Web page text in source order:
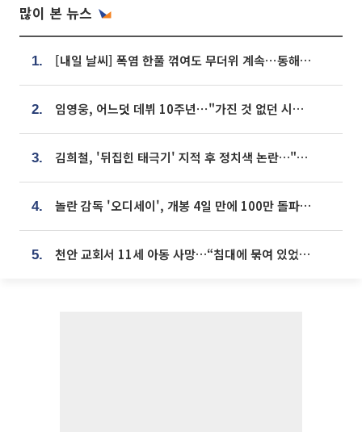
많이 본 뉴스
1. [내일 날씨] 폭염 한풀 꺾여도 무더위 계속⋯동해안 이틀 연속 비
2. 임영웅, 어느덧 데뷔 10주년⋯"가진 것 없던 시절, 내 앞엔 20명의 팬뿐"
3. 김희철, '뒤집힌 태극기' 지적 후 정치색 논란…"좌우 떠나 우리나라 국기"
4. 놀란 감독 '오디세이', 개봉 4일 만에 100만 돌파⋯'왕사남' 보다 빠르다
5. 천안 교회서 11세 아동 사망…“침대에 묶여 있었다” 진술 확보